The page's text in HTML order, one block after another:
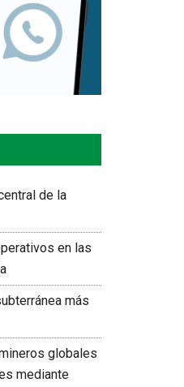
de la
en las
más
globales
mediante